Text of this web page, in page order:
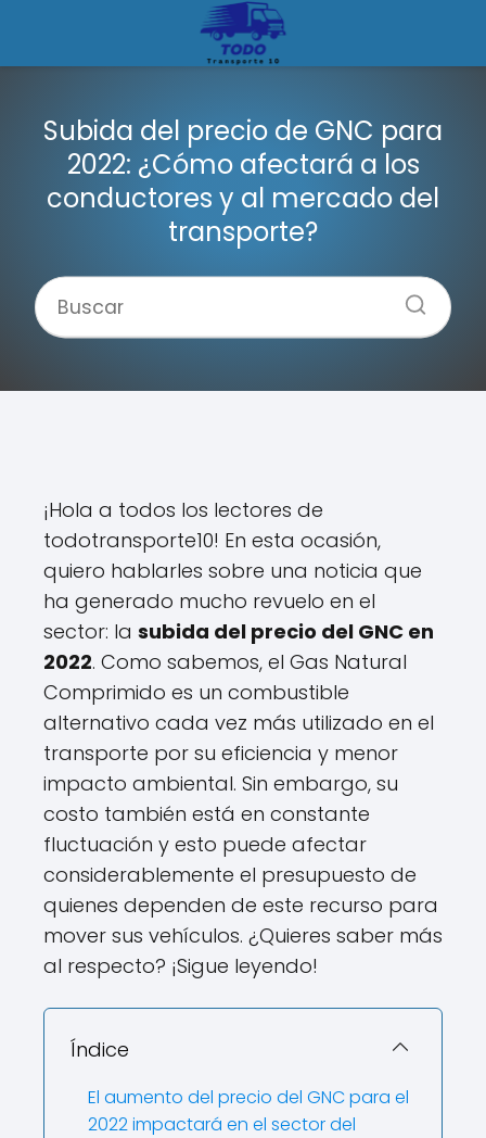
Subida del precio de GNC para
2022: ¿Cómo afectará a los
conductores y al mercado del
transporte?
¡Hola a todos los lectores de
todotransporte10! En esta ocasión,
quiero hablarles sobre una noticia que
ha generado mucho revuelo en el
sector: la subida del precio del GNC en
2022. Como sabemos, el Gas Natural
Comprimido es un combustible
alternativo cada vez más utilizado en el
transporte por su eficiencia y menor
impacto ambiental. Sin embargo, su
costo también está en constante
fluctuación y esto puede afectar
considerablemente el presupuesto de
quienes dependen de este recurso para
mover sus vehículos. ¿Quieres saber más
al respecto? ¡Sigue leyendo!
Índice
El aumento del precio del GNC para el
2022 impactará en el sector del